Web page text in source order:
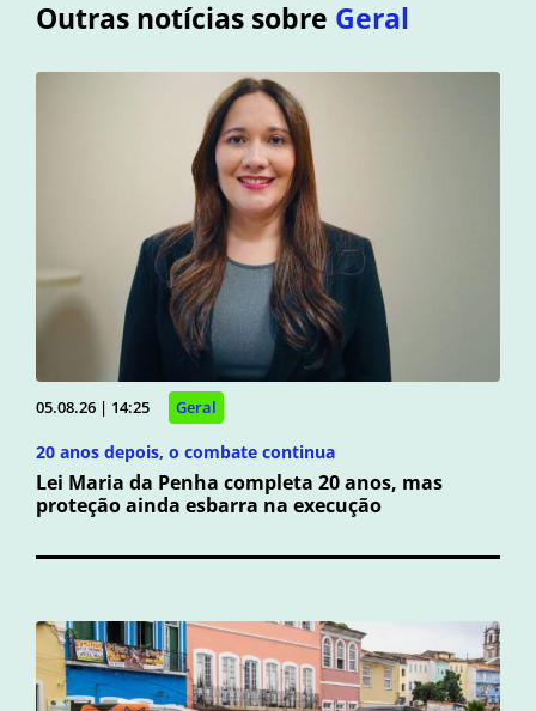
Outras notícias sobre Geral
05.08.26 | 14:25 Geral
20 anos depois, o combate continua
Lei Maria da Penha completa 20 anos, mas
proteção ainda esbarra na execução